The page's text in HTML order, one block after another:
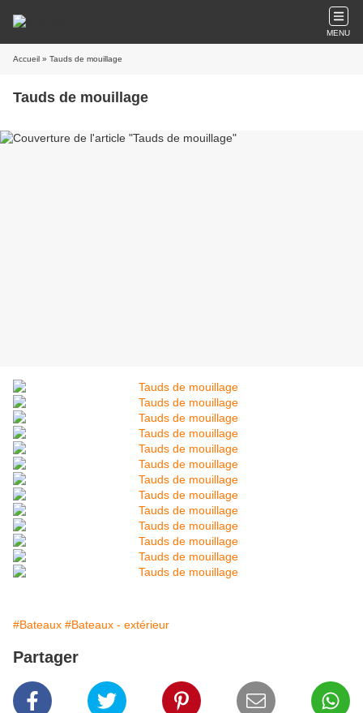
MENU
Accueil » Tauds de mouillage
Tauds de mouillage
#Bateaux #Bateaux - extérieur
Partager